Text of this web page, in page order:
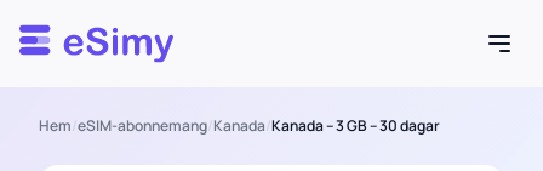
Esimy
Hem/eSIM-abonnemang/Kanada/Kanada – 3 GB – 30 dagar